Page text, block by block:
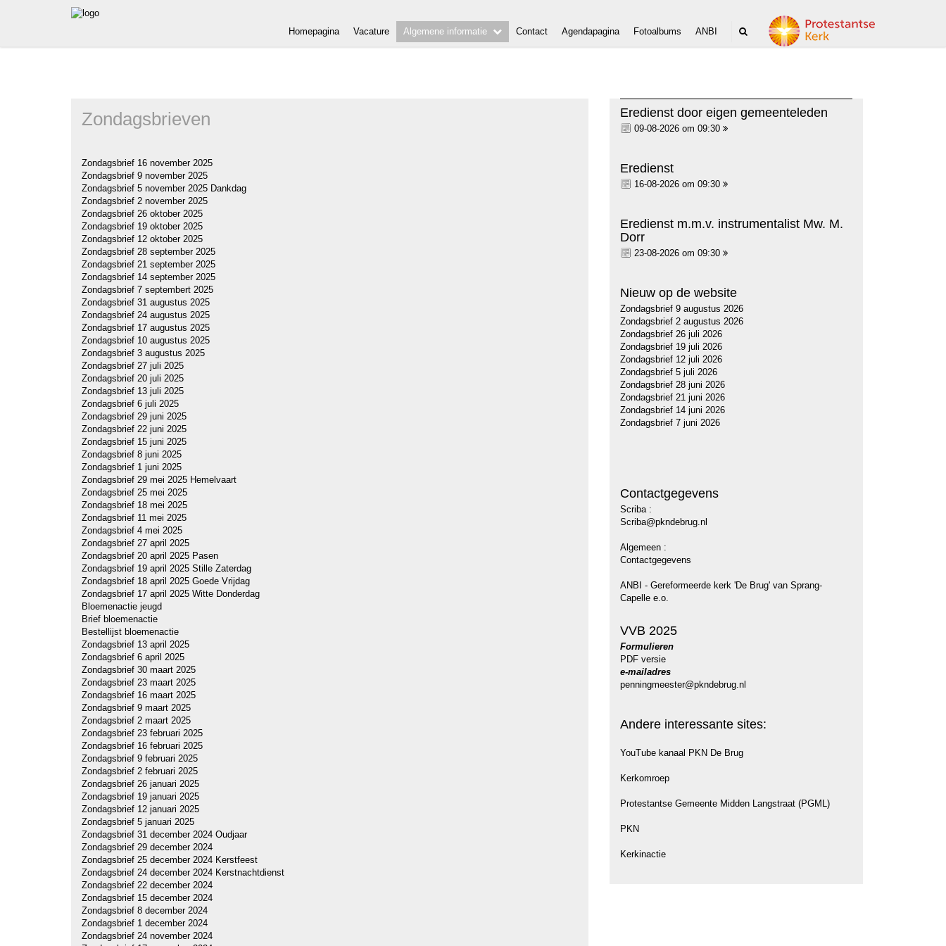
Homepagina Vacature Algemene informatie Contact Agendapagina Fotoalbums ANBI
Zondagsbrieven
Zondagsbrief 16 november 2025
Zondagsbrief 9 november 2025
Zondagsbrief 5 november 2025 Dankdag
Zondagsbrief 2 november 2025
Zondagsbrief 26 oktober 2025
Zondagsbrief 19 oktober 2025
Zondagsbrief 12 oktober 2025
Zondagsbrief 28 september 2025
Zondagsbrief 21 september 2025
Zondagsbrief 14 september 2025
Zondagsbrief 7 septembert 2025
Zondagsbrief 31 augustus 2025
Zondagsbrief 24 augustus 2025
Zondagsbrief 17 augustus 2025
Zondagsbrief 10 augustus 2025
Zondagsbrief 3 augustus 2025
Zondagsbrief 27 juli 2025
Zondagsbrief 20 juli 2025
Zondagsbrief 13 juli 2025
Zondagsbrief 6 juli 2025
Zondagsbrief 29 juni 2025
Zondagsbrief 22 juni 2025
Zondagsbrief 15 juni 2025
Zondagsbrief 8 juni 2025
Zondagsbrief 1 juni 2025
Zondagsbrief 29 mei 2025 Hemelvaart
Zondagsbrief 25 mei 2025
Zondagsbrief 18 mei 2025
Zondagsbrief 11 mei 2025
Zondagsbrief 4 mei 2025
Zondagsbrief 27 april 2025
Zondagsbrief 20 april 2025 Pasen
Zondagsbrief 19 april 2025 Stille Zaterdag
Zondagsbrief 18 april 2025 Goede Vrijdag
Zondagsbrief 17 april 2025 Witte Donderdag
Bloemenactie jeugd
Brief bloemenactie
Bestellijst bloemenactie
Zondagsbrief 13 april 2025
Zondagsbrief 6 april 2025
Zondagsbrief 30 maart 2025
Zondagsbrief 23 maart 2025
Zondagsbrief 16 maart 2025
Zondagsbrief 9 maart 2025
Zondagsbrief 2 maart 2025
Zondagsbrief 23 februari 2025
Zondagsbrief 16 februari 2025
Zondagsbrief 9 februari 2025
Zondagsbrief 2 februari 2025
Zondagsbrief 26 januari 2025
Zondagsbrief 19 januari 2025
Zondagsbrief 12 januari 2025
Zondagsbrief 5 januari 2025
Zondagsbrief 31 december 2024 Oudjaar
Zondagsbrief 29 december 2024
Zondagsbrief 25 december 2024 Kerstfeest
Zondagsbrief 24 december 2024 Kerstnachtdienst
Zondagsbrief 22 december 2024
Zondagsbrief 15 december 2024
Zondagsbrief 8 december 2024
Zondagsbrief 1 december 2024
Zondagsbrief 24 november 2024
Eredienst door eigen gemeenteleden
09-08-2026 om 09:30
Eredienst
16-08-2026 om 09:30
Eredienst m.m.v. instrumentalist Mw. M.
Dorr
23-08-2026 om 09:30
Nieuw op de website
Zondagsbrief 9 augustus 2026
Zondagsbrief 2 augustus 2026
Zondagsbrief 26 juli 2026
Zondagsbrief 19 juli 2026
Zondagsbrief 12 juli 2026
Zondagsbrief 5 juli 2026
Zondagsbrief 28 juni 2026
Zondagsbrief 21 juni 2026
Zondagsbrief 14 juni 2026
Zondagsbrief 7 juni 2026
Contactgegevens
Scriba :
Scriba@pkndebrug.nl
Algemeen :
Contactgegevens
ANBI - Gereformeerde kerk 'De Brug' van Sprang-
Capelle e.o.
VVB 2025
Formulieren
PDF versie
e-mailadres
penningmeester@pkndebrug.nl
Andere interessante sites:
YouTube kanaal PKN De Brug
Kerkomroep
Protestantse Gemeente Midden Langstraat (PGML)
PKN
Kerkinactie